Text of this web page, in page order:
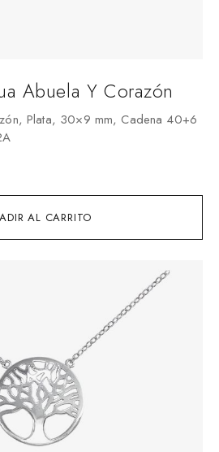
AL CARRITO
Abuela Y Corazón
Plata, 30×9 mm, Cadena 40+6